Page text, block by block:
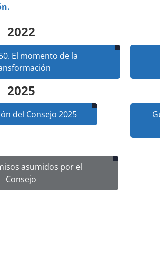
2022
El momento de la
2025
del Consejo 2025
asumidos por el
Consejo